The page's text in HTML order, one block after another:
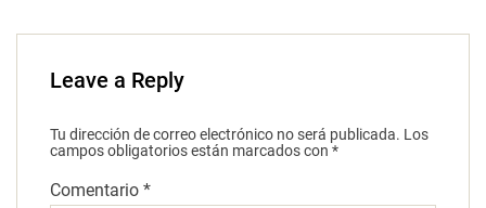
Leave a Reply
Tu dirección de correo electrónico no será publicada. Los
campos obligatorios están marcados con *
Comentario *